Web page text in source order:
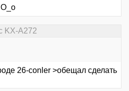
О_о
KX-A272
26-conler >обещал сделать